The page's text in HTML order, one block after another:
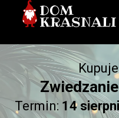
Termin: 14